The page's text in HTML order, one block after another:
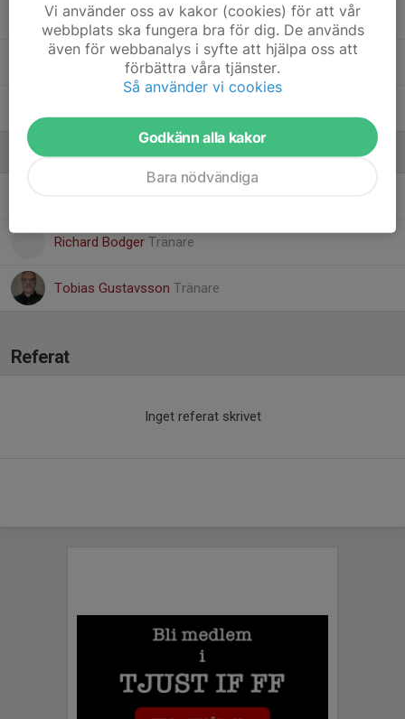
Nanna H.
Ledare
Richard Bodger Tränare
Tobias Gustavsson Tränare
Referat
Inget referat skrivet
Vi använder oss av kakor (cookies) för att vår
webbplats ska fungera bra för dig. De används
även för webbanalys i syfte att hjälpa oss att
förbättra våra tjänster.
Så använder vi cookies
Godkänn alla kakor
Bara nödvändiga